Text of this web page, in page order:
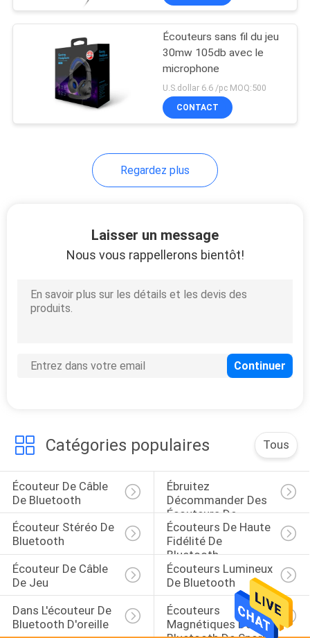
Écouteur sans fil de
Bluetooth de sport
7
avec le microphone
Allumage des
Le type C a câblé
des écouteurs
6
Écouteurs sans fil du jeu
30mw 105db avec le
microphone
U.S.dollar 6.6 /pc MOQ:500
CONTACT
Regardez plus
Laisser un message
Nous vous rappellerons bientôt!
Catégories populaires Tous
Écouteur De Câble
De Bluetooth
Ébruitez
Décommander Des
Écouteurs De
Bluetooth
Écouteur Stéréo De
Bluetooth
Écouteurs De Haute
Fidélité De
Bluetooth
Écouteur De Câble
De Jeu
Écouteurs Lumineux
De Bluetooth
Dans L'écouteur De
Bluetooth D'oreille
Écouteurs
Magnétiques De